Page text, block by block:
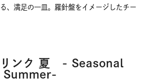
、満足の一皿。羅針盤をイメージしたチー
リンク 夏 - Seasonal
Summer-